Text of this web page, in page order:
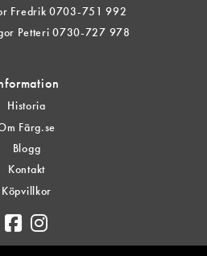
Fredrik 0703-751 992
Petteri 0730-727 978
Historia
Färg.se
Blogg
Kontakt
Köpvillkor